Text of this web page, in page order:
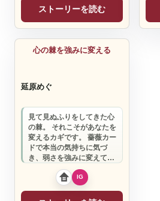
ストーリーを読む
カウンセリング
心の棘を強みに変える
延原めぐ
見て見ぬふりをしてきた心
の棘。 それこそがあなたを
変えるカギです。 薔薇カー
ドで本当の気持ちに気づ
き、弱さを強みに変えてい
く。 一緒に可能性を見つけ
ませんか？